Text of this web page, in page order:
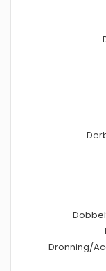
Dronning/